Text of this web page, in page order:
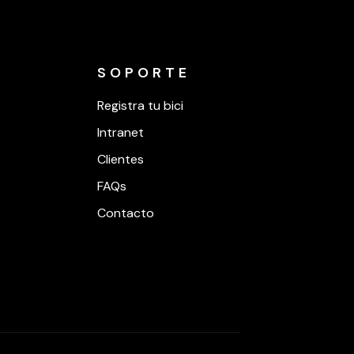
SOPORTE
Registra tu bici
Intranet
Clientes
FAQs
Contacto